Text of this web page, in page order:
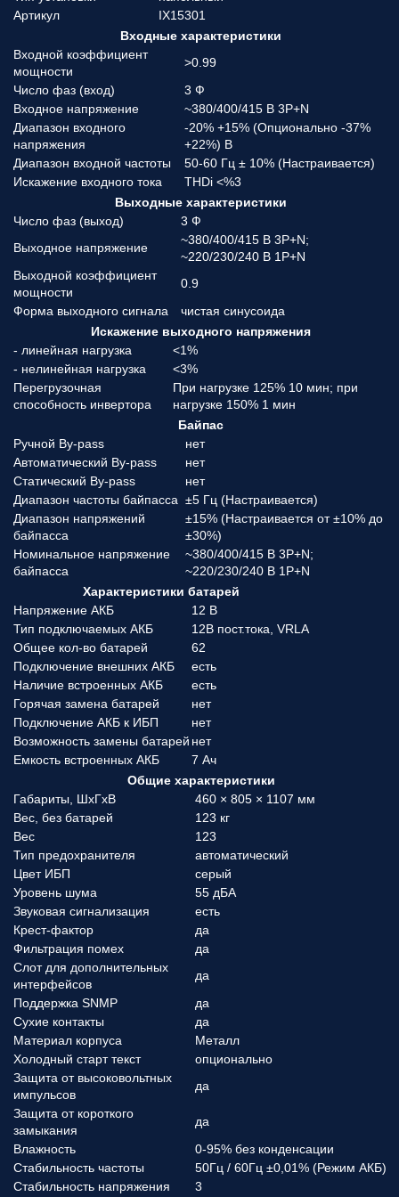
Артикул
IX15301
Входные характеристики
Входной коэффициент
мощности
>0.99
Число фаз (вход)
3 Ф
Входное напряжение
~380/400/415 В 3P+N
Диапазон входного
напряжения
-20% +15% (Опционально -37%
+22%) В
Диапазон входной частоты
50-60 Гц ± 10% (Настраивается)
Искажение входного тока
THDi <%3
Выходные характеристики
Число фаз (выход)
3 Ф
Выходное напряжение
~380/400/415 В 3P+N;
~220/230/240 В 1P+N
Выходной коэффициент
мощности
0.9
Форма выходного сигнала
чистая синусоида
Искажение выходного напряжения
- линейная нагрузка
<1%
- нелинейная нагрузка
<3%
Перегрузочная
способность инвертора
При нагрузке 125% 10 мин; при
нагрузке 150% 1 мин
Байпас
Ручной By-pass
нет
Автоматический By-pass
нет
Статический By-pass
нет
Диапазон частоты байпасса ±5 Гц (Настраивается)
Диапазон напряжений
байпасса
±15% (Настраивается от ±10% до
±30%)
Номинальное напряжение
байпасса
~380/400/415 В 3P+N;
~220/230/240 В 1P+N
Характеристики батарей
Напряжение АКБ
12 В
Тип подключаемых АКБ
12В пост.тока, VRLA
Общее кол-во батарей
62
Подключение внешних АКБ
есть
Наличие встроенных АКБ
есть
Горячая замена батарей
нет
Подключение АКБ к ИБП
нет
Возможность замены батарей нет
Емкость встроенных АКБ
7 Ач
Общие характеристики
Габариты, ШхГхВ
460 × 805 × 1107 мм
Вес, без батарей
123 кг
Вес
123
Тип предохранителя
автоматический
Цвет ИБП
серый
Уровень шума
55 дБА
Звуковая сигнализация
есть
Крест-фактор
да
Фильтрация помех
да
Слот для дополнительных
интерфейсов
да
Поддержка SNMP
да
Сухие контакты
да
Материал корпуса
Металл
Холодный старт текст
опционально
Защита от высоковольтных
импульсов
да
Защита от короткого
замыкания
да
Влажность
0-95% без конденсации
Стабильность частоты
50Гц / 60Гц ±0,01% (Режим АКБ)
Стабильность напряжения
3